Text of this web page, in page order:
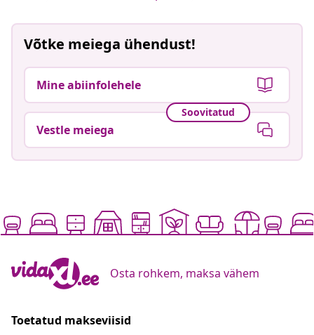
Võtke meiega ühendust!
Mine abiinfolehele
Soovitatud
Vestle meiega
Osta rohkem, maksa vähem
Toetatud makseviisid